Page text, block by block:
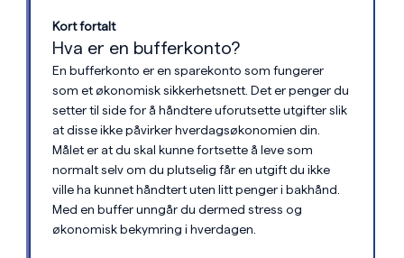
Kort fortalt
Hva er en bufferkonto?
En bufferkonto er en sparekonto som fungerer
som et økonomisk sikkerhetsnett. Det er penger du
setter til side for å håndtere uforutsette utgifter slik
at disse ikke påvirker hverdagsøkonomien din.
Målet er at du skal kunne fortsette å leve som
normalt selv om du plutselig får en utgift du ikke
ville ha kunnet håndtert uten litt penger i bakhånd.
Med en buffer unngår du dermed stress og
økonomisk bekymring i hverdagen.